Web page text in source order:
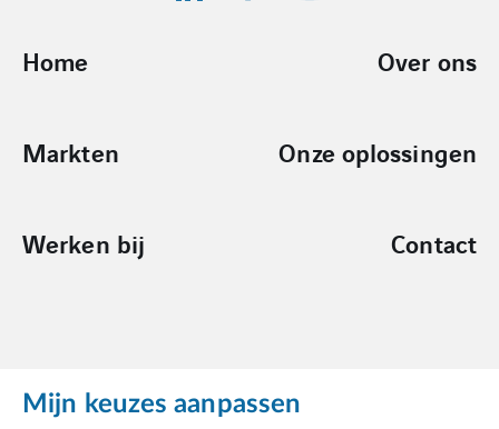
Home Over ons
Markten Onze oplossingen
Werken bij Contact
Cookies
Mijn keuzes aanpassen